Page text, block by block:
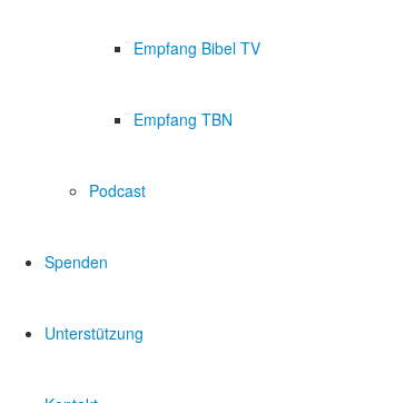
Empfang Bibel TV
Empfang TBN
Podcast
Spenden
Unterstützung